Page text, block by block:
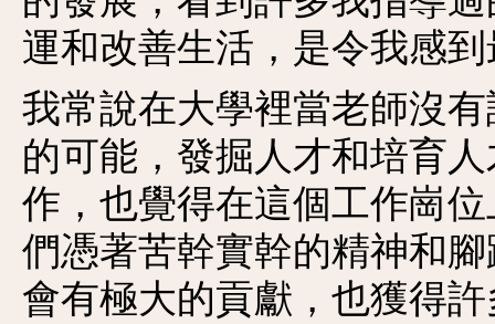
運和改善生活，是令我感
我常說在大學裡當老師沒
的可能，發掘人才和培育
作，也覺得在這個工作崗
們憑著苦幹實幹的精神和
會有極大的貢獻，也獲得